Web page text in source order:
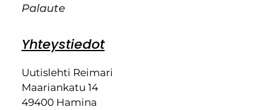
Palaute
Yhteystiedot
Uutislehti Reimari
Maariankatu 14
49400 Hamina